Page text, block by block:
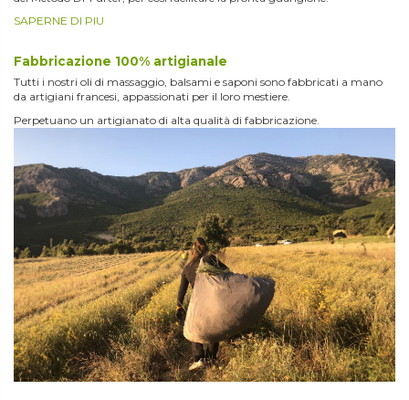
SAPERNE DI PIU
Fabbricazione 100% artigianale
Tutti i nostri oli di massaggio, balsami e saponi sono fabbricati a mano
da artigiani francesi, appassionati per il loro mestiere.
Perpetuano un artigianato di alta qualità di fabbricazione.